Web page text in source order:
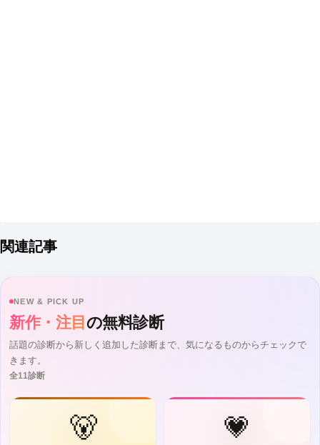
関連記事
NEW & PICK UP
新作・注目 の無料診断
話題の診断から新しく追加した診断まで、気になるものからチェックで
きます。
全11診断
🐻 💗